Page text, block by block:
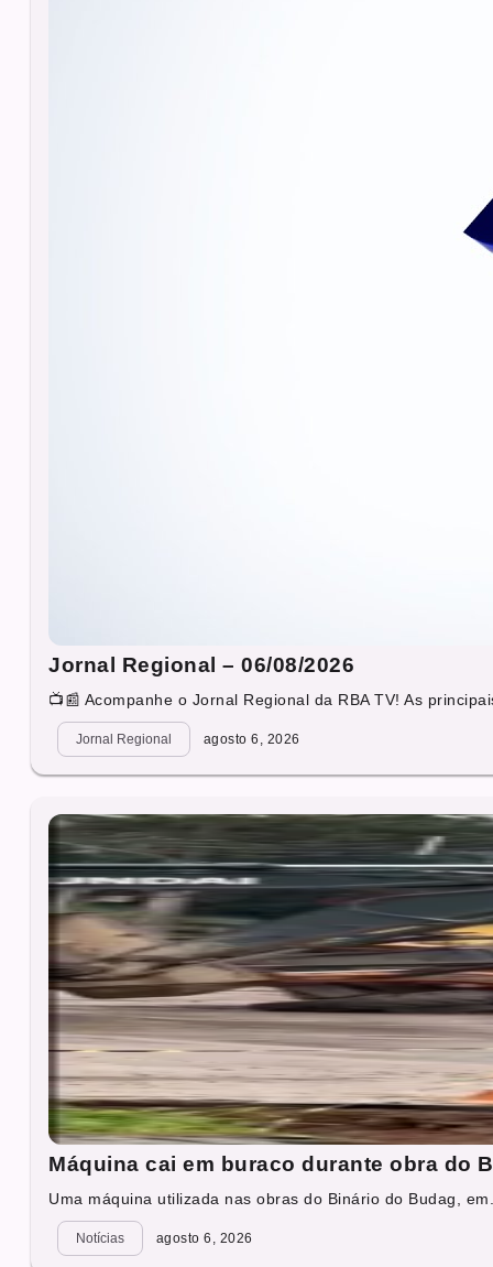
Jornal Regional – 06/08/2026
📺📰 Acompanhe o Jornal Regional da RBA TV! As
Jornal Regional agosto 6, 2026
Máquina cai em buraco durante obra do
Uma máquina utilizada nas obras do Binário do Budag,
Notícias agosto 6, 2026